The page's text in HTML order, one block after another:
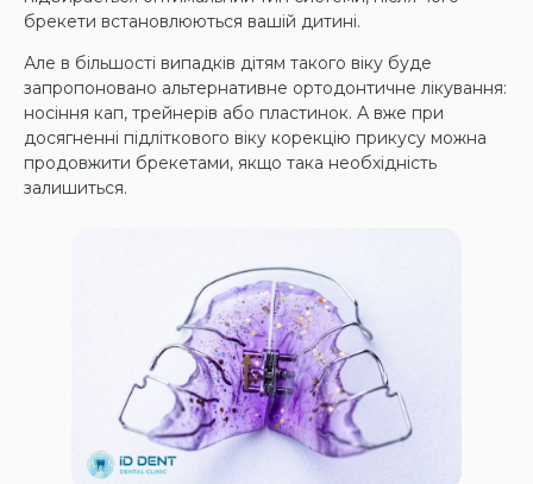
брекети встановлюються вашій дитині.
Але в більшості випадків дітям такого віку буде
запропоновано альтернативне ортодонтичне лікування:
носіння кап, трейнерів або пластинок. А вже при
досягненні підліткового віку корекцію прикусу можна
продовжити брекетами, якщо така необхідність
залишиться.